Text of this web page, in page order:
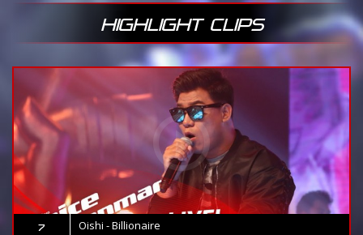
HIGHLIGHT CLIPS
7
Oishi - Billionaire